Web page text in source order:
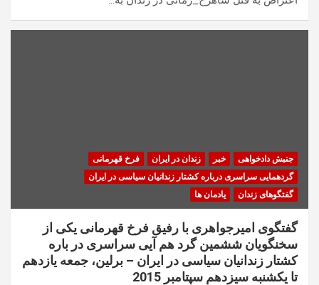
جنبش دادخواهی خبر زندان در ایران
فرخ قهرمانی
گردهمایی سراسری درباره کشتار زندانیان سیاسی در ایران
گفتگوهای زندان
یادمان ها
گفتگوی امیرجواهری با رفیق فرخ قهرمانی یکی از
سخنگویان ششمین گرد هم آیی سراسری در باره
کشتار زندانیان سیاسی در ایران – برلین، جمعه یازدهم
تا یکشنبه سیزدهم سپتامبر 2015